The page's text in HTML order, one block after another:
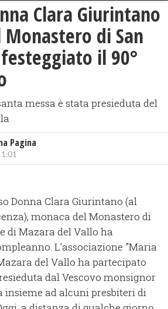
Clara Giurintano
di San
il 90°
messa è stata presieduta del
Pagina
Donna Clara Giurintano (al
monaca del Monastero di
di Mazara del Vallo ha
L'associazione "Maria
del Vallo ha partecipato
dal Vescovo monsignor
insieme ad alcuni presbiteri di